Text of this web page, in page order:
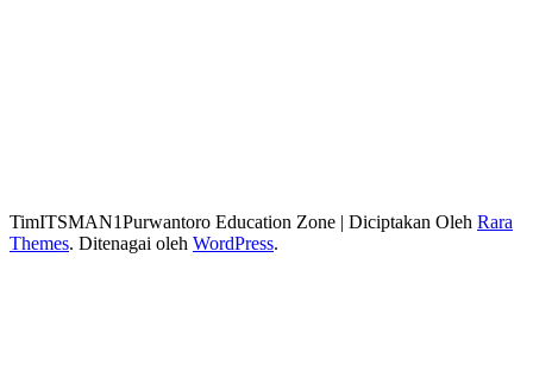
TimITSMAN1Purwantoro Education Zone | Diciptakan Oleh Rara
Themes. Ditenagai oleh WordPress.